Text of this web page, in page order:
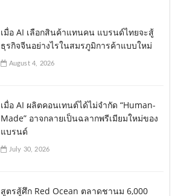
เมื่อ AI เลือกสินค้าแทนคน แบรนด์ไทยจะสู้
ธุรกิจจีนอย่างไรในสมรภูมิการค้าแบบใหม่
August 4, 2026
เมื่อ AI ผลิตคอนเทนต์ได้ไม่จำกัด “Human-
Made” อาจกลายเป็นฉลากพรีเมียมใหม่ของ
แบรนด์
July 30, 2026
สูตรสู้ศึก Red Ocean ตลาดชานม 6,000